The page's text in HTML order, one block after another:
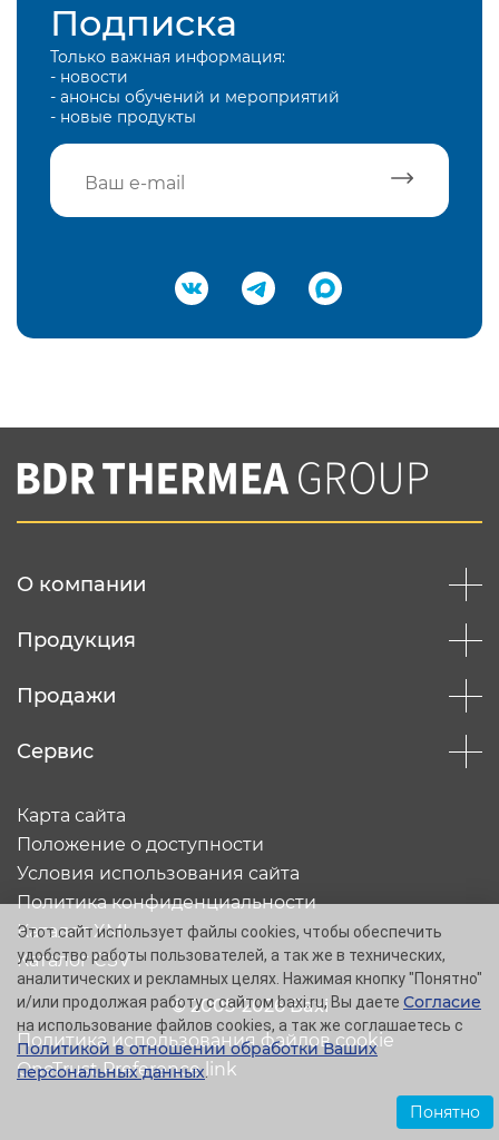
Подписка
Только важная информация:
- новости
- анонсы обучений и мероприятий
- новые продукты
Подтвердить e-mail
Вы соглашаетесь с нашей политикой
конфеденциальности
О компании
Продукция
Продажи
Сервис
© 2005-2026 Baxi
Карта сайта
Положение о доступности
Условия использования сайта
Политика конфиденциальности
Каталог XML
Каталог CSV
Политика использования файлов cookie
OneTrust Preference link
Этот сайт использует файлы cookies, чтобы обеспечить
удобство работы пользователей, а так же в технических,
аналитических и рекламных целях. Нажимая кнопку "Понятно"
и/или продолжая работу с сайтом baxi.ru, Вы даете Согласие
на использование файлов cookies, а так же соглашаетесь с
Политикой в отношении обработки Ваших
персональных данных.
Понятно